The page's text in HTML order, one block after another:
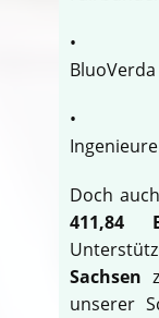
•
Doch auch
411,84
Sachsen
unserer